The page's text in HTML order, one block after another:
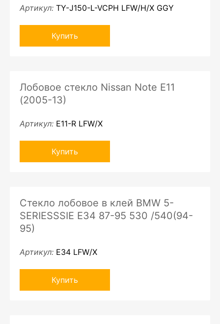
Артикул: TY-J150-L-VCPH LFW/H/X GGY
Купить
Лобовое стекло Nissan Note E11
(2005-13)
Артикул: E11-R LFW/X
Купить
Стекло лобовое в клей BMW 5-
SERIESSSIE E34 87-95 530 /540(94-
95)
Артикул: E34 LFW/X
Купить